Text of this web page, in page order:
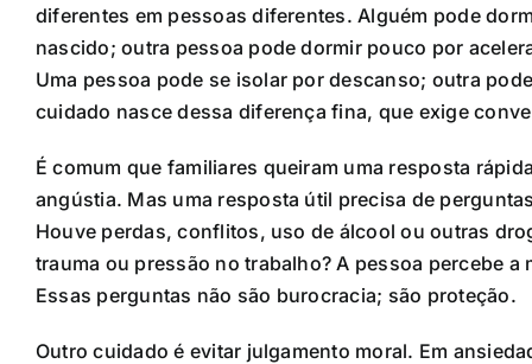
diferentes em pessoas diferentes. Alguém pode
nascido; outra pessoa pode dormir pouco por
Uma pessoa pode se isolar por descanso; outra
cuidado nasce dessa diferença fina, que exige
É comum que familiares queiram uma resposta
angústia. Mas uma resposta útil precisa de
Houve perdas, conflitos, uso de álcool ou outras
trauma ou pressão no trabalho? A pessoa percebe
Essas perguntas não são burocracia; são proteção.
Outro cuidado é evitar julgamento moral. Em